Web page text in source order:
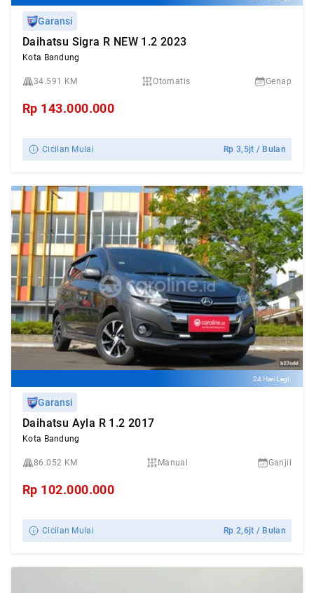
Garansi
Daihatsu Sigra R NEW 1.2 2023
Kota Bandung
34.591 KM Otomatis Genap
Rp 143.000.000
Cicilan Mulai Rp3,5jt / Bulan
24 Hari Lagi
Garansi
Daihatsu Ayla R 1.2 2017
Kota Bandung
86.052 KM Manual Ganjil
Rp 102.000.000
Cicilan Mulai Rp2,6jt / Bulan